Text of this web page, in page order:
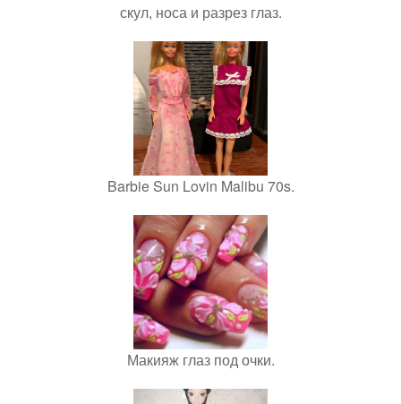
скул, носа и разрез глаз.
Barbie Sun Lovin Malibu 70s.
Макияж глаз под очки.